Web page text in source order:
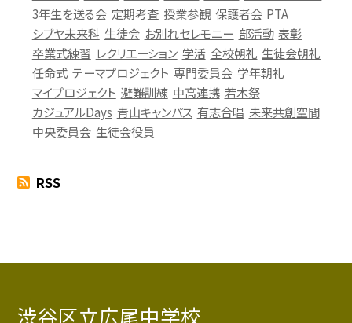
3年生を送る会 定期考査 授業参観 保護者会 PTA
シブヤ未来科 生徒会 お別れセレモニー 部活動 表彰
卒業式練習 レクリエーション 学活 全校朝礼 生徒会朝礼
任命式 テーマプロジェクト 専門委員会 学年朝礼
マイプロジェクト 避難訓練 中高連携 若木祭
カジュアルDays 青山キャンパス 有志合唱 未来共創空間
中央委員会 生徒会役員
RSS
渋谷区立広尾中学校